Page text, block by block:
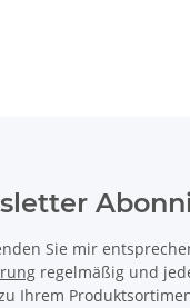
Sie mir
regelmäßig und
Ihrem